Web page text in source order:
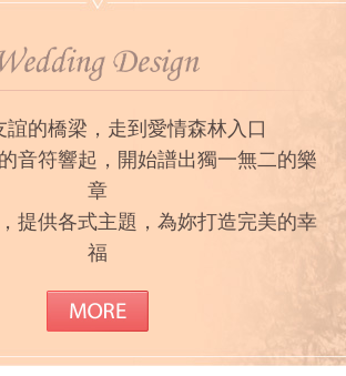
誼的橋梁，走到愛情森林入口
音符響起，開始譜出獨一無二的樂
章
提供各式主題，為妳打造完美的幸
福